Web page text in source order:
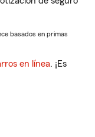
basados en primas
en línea. ¡Es